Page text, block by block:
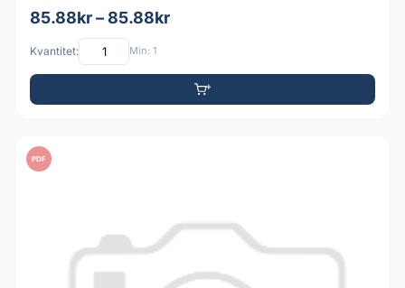
85.88kr – 85.88kr
Kvantitet: Min: 1
PDF